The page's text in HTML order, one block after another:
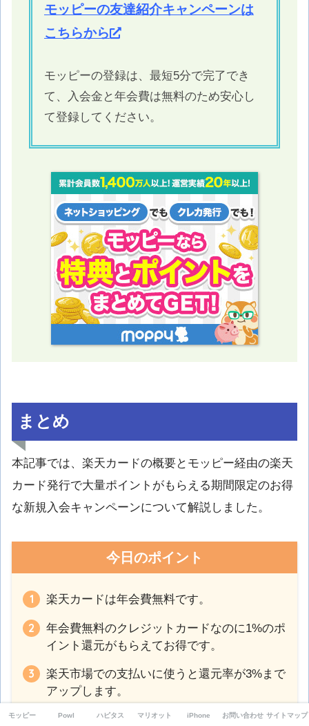
モッピーの友達紹介キャンペーンは
こちらから
モッピーの登録は、最短5分で完了でき
て、入会金と年会費は無料のため安心し
て登録してください。
まとめ
本記事では、楽天カードの概要とモッピー経由の楽天
カード発行で大量ポイントがもらえる期間限定のお得
な新規入会キャンペーンについて解説しました。
今日のポイント
楽天カードは年会費無料です。
年会費無料のクレジットカードなのに1%のポ
イント還元がもらえてお得です。
楽天市場での支払いに使うと還元率が3%まで
アップします。
モッピー経由で発行すると10,700円分のモッ
モッピー Powl ハピタス マリオット iPhone お問い合わせ サイトマップ